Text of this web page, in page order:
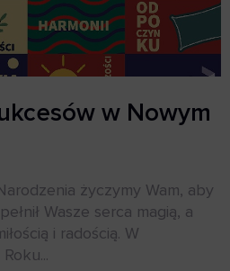
w Nowym
życzymy Wam, aby
Wasze serca magią, a
i radością. W